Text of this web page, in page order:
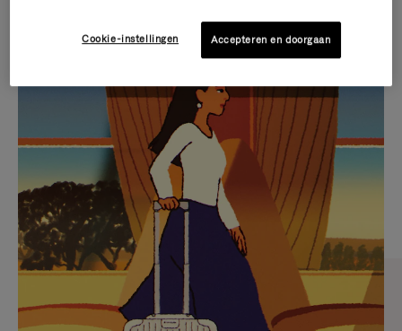
IS
NIET
GEPAUZEERD,
DRUK
OP
OM
TE
PAUZEREN
GELUID
VAN
DE
VIDEO
IS
UITGESCHAKELD.
DRUK
HIER
SELECTIE VAN GESCHENKEN
Ontdek de perfecte metgezel
voor elke reis
Cookie-instellingen Accepteren en doorgaan